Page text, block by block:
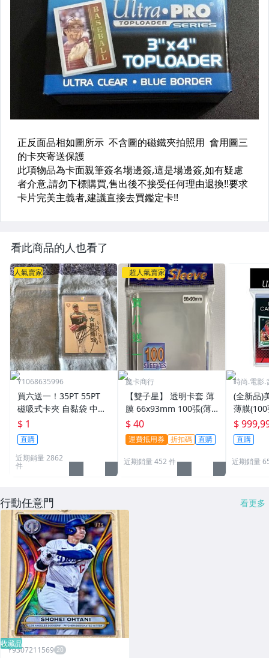
看此商品的人也看了
人氣賣家
Y1068635996
買六送一！35PT 55PT
磁吸式卡夾 自黏袋 中華
職棒球員卡 遊戲王 寶可
夢PTCG 漫威 ultra pro
可用
$ 1
直購
近期銷量 2862
件
超人氣賣家
魔卡商行
【雙子星】 透明卡套 薄
膜 66x93mm 100張(薄)
適用 BBM MLB Topps C
PBL 球員卡
$ 40
運費抵用券 折扣碼 直購
近期銷量 452 件
時尚.電影.
(全新品)
薄膜
次到貨
$
直購
近期銷量
行動任意門 看更多
收藏品
Y9307211569